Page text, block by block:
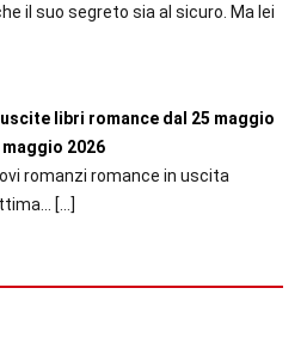
il suo segreto sia al sicuro. Ma lei
libri romance dal 25 maggio
maggio 2026
romanzi romance in uscita
[…]